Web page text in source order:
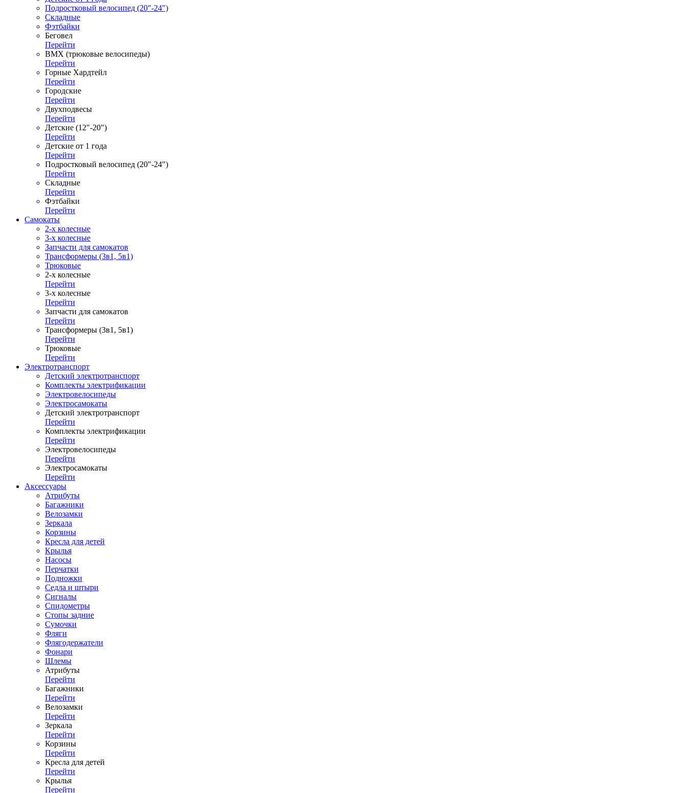
Подростковый велосипед (20"-24")
Складные
Фэтбайки
Беговел
Перейти
ВМХ (трюковые велосипеды)
Перейти
Горные Хардтейл
Перейти
Городские
Перейти
Двухподвесы
Перейти
Детские (12"-20")
Перейти
Детские от 1 года
Перейти
Подростковый велосипед (20"-24")
Перейти
Складные
Перейти
Фэтбайки
Перейти
Самокаты
2-х колесные
3-х колесные
Запчасти для самокатов
Трансформеры (3в1, 5в1)
Трюковые
2-х колесные
Перейти
3-х колесные
Перейти
Запчасти для самокатов
Перейти
Трансформеры (3в1, 5в1)
Перейти
Трюковые
Перейти
Электротранспорт
Детский электротранспорт
Комплекты электрификации
Электровелосипеды
Электросамокаты
Детский электротранспорт
Перейти
Комплекты электрификации
Перейти
Электровелосипеды
Перейти
Электросамокаты
Перейти
Аксессуары
Атрибуты
Багажники
Велозамки
Зеркала
Корзины
Кресла для детей
Крылья
Насосы
Перчатки
Подножки
Седла и штыри
Сигналы
Спидометры
Стопы задние
Сумочки
Фляги
Флягодержатели
Фонари
Шлемы
Атрибуты
Перейти
Багажники
Перейти
Велозамки
Перейти
Зеркала
Перейти
Корзины
Перейти
Кресла для детей
Перейти
Крылья
Перейти